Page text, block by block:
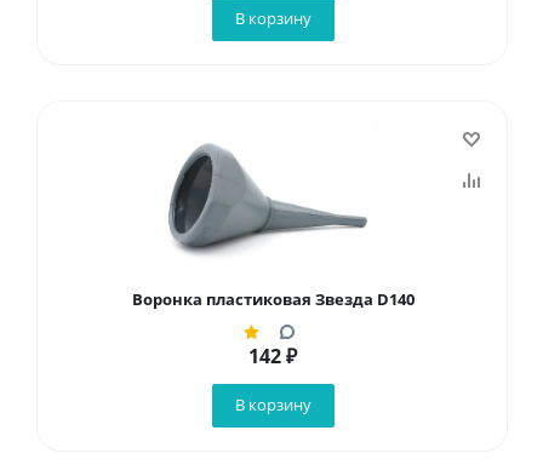
В корзину
Воронка пластиковая Звезда D140
142₽
В корзину